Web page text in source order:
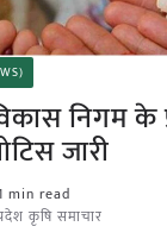
निगम
जारी
min read
कृषि समाचार